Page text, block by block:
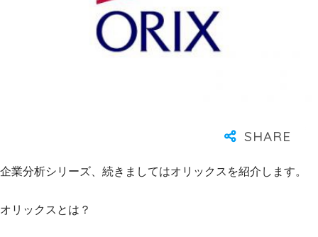
企業分析シリーズ、続きましてはオリックスを紹介します。
オリックスとは？